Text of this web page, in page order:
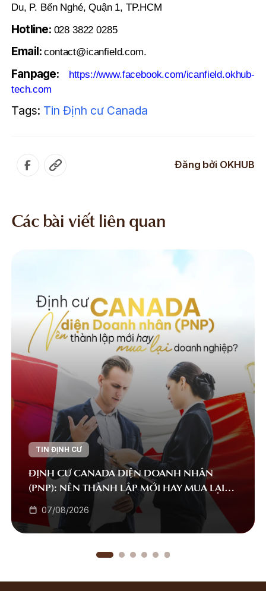
Du, P. Bến Nghé, Quận 1, TP.HCM
Hotline: 028 3822 0285
Email:contact@icanfield.com.
Fanpage:
https://www.facebook.com/icanfield.okhub-
tech.com
Tags: Tin Định cư Canada
Đăng bởi OKHUB
Các bài viết liên quan
TIN ĐỊNH CƯ
ĐỊNH CƯ CANADA DIỆN DOANH NHÂN
(PNP): NÊN THÀNH LẬP MỚI HAY MUA LẠI
DOANH NGHIỆP?
07/08/2026